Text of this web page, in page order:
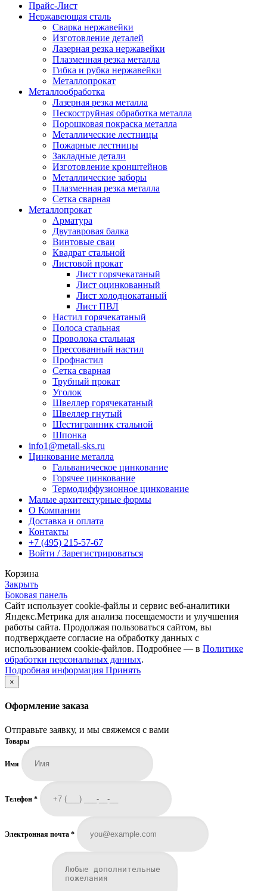
Прайс-Лист
Нержавеющая сталь
Сварка нержавейки
Изготовление деталей
Лазерная резка нержавейки
Плазменная резка металла
Гибка и рубка нержавейки
Металлопрокат
Металлообработка
Лазерная резка металла
Пескоструйная обработка металла
Порошковая покраска металла
Металлические лестницы
Пожарные лестницы
Закладные детали
Изготовление кронштейнов
Металлические заборы
Плазменная резка металла
Сетка сварная
Металлопрокат
Арматура
Двутавровая балка
Винтовые сваи
Квадрат стальной
Листовой прокат
Лист горячекатаный
Лист оцинкованный
Лист холоднокатаный
Лист ПВЛ
Настил горячекатаный
Полоса стальная
Проволока стальная
Прессованный настил
Профнастил
Сетка сварная
Трубный прокат
Уголок
Швеллер горячекатаный
Швеллер гнутый
Шестигранник стальной
Шпонка
info1@metall-sks.ru
Цинкование металла
Гальваническое цинкование
Горячее цинкование
Термодиффузионное цинкование
Малые архитектурные формы
О Компании
Доставка и оплата
Контакты
+7 (495) 215-57-67
Войти / Зарегистрироваться
Корзина
Закрыть
Боковая панель
Сайт использует cookie-файлы и сервис веб-аналитики
Яндекс.Метрика для анализа посещаемости и улучшения
работы сайта. Продолжая пользоваться сайтом, вы
подтверждаете согласие на обработку данных с
использованием cookie-файлов. Подробнее — в Политике
обработки персональных данных.
Подробная информация Подробная
Принять
×
Оформление заказа
Отправьте заявку, и мы свяжемся с вами
Товары
Имя
Телефон *
Электронная почта *